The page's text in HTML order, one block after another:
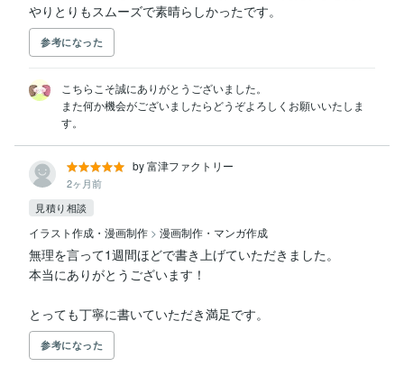
やりとりもスムーズで素晴らしかったです。
参考になった
こちらこそ誠にありがとうございました。
また何か機会がございましたらどうぞよろしくお願いいたしま
す。
by 富津ファクトリー
2ヶ月前
見積り相談
イラスト作成・漫画制作 > 漫画制作・マンガ作成
無理を言って1週間ほどで書き上げていただきました。
本当にありがとうございます！
とっても丁寧に書いていただき満足です。
参考になった